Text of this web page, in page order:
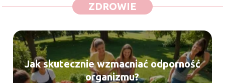
ZDROWIE
Jak skutecznie wzmacniać odporność
organizmu?